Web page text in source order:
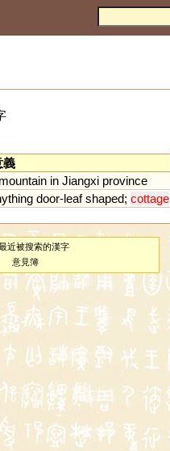
義
mountain in Jiangxi province
door-leaf shaped; cottage
近被搜索的漢字
意見簿